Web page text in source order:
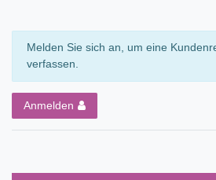
Melden Sie sich an, um eine
verfassen.
Anmelden